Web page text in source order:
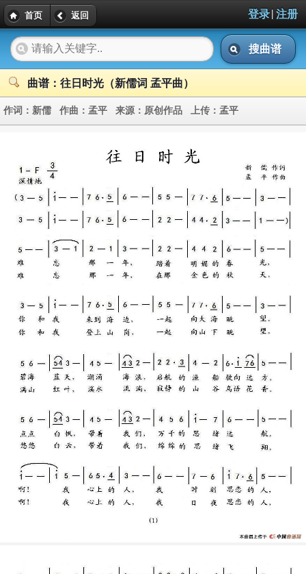
首页 返回 登录| 注册
搜曲谱
曲谱：往日时光（新儒词 孟平曲）
作词： 新儒 作曲： 孟平 来源： 原创作品 上传： 孟平